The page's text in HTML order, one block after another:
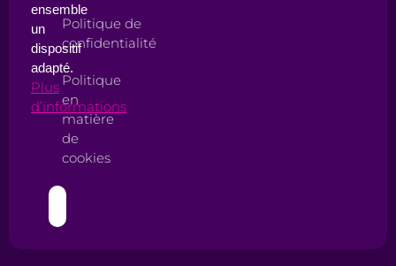
ensemble
un
dispositif
adapté.
Plus
d’informations
Politique de
confidentialité
Politique
en
matière
de
cookies